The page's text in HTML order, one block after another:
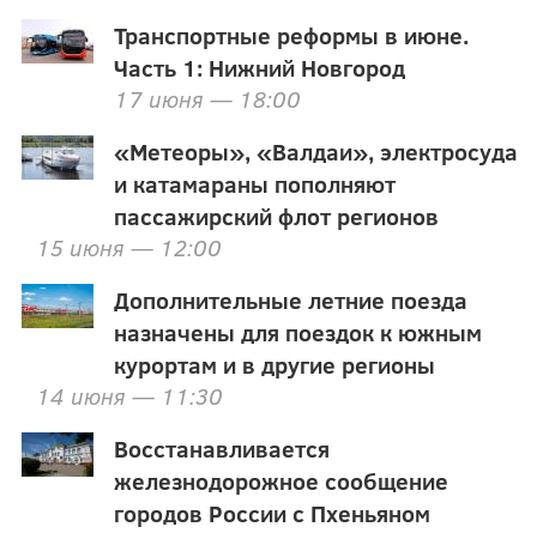
Транспортные реформы в июне.
Часть 1: Нижний Новгород
17 июня — 18:00
«Метеоры», «Валдаи», электросуда
и катамараны пополняют
пассажирский флот регионов
15 июня — 12:00
Дополнительные летние поезда
назначены для поездок к южным
курортам и в другие регионы
14 июня — 11:30
Восстанавливается
железнодорожное сообщение
городов России с Пхеньяном